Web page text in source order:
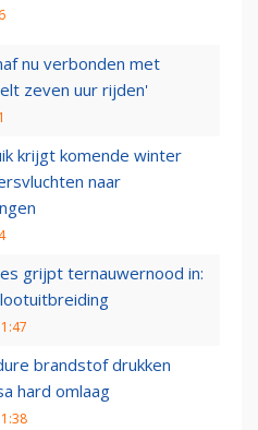
nu verbonden met
zeven uur rijden'
krijgt komende winter
naar
grijpt ternauwernood in:
brandstof drukken
hard omlaag